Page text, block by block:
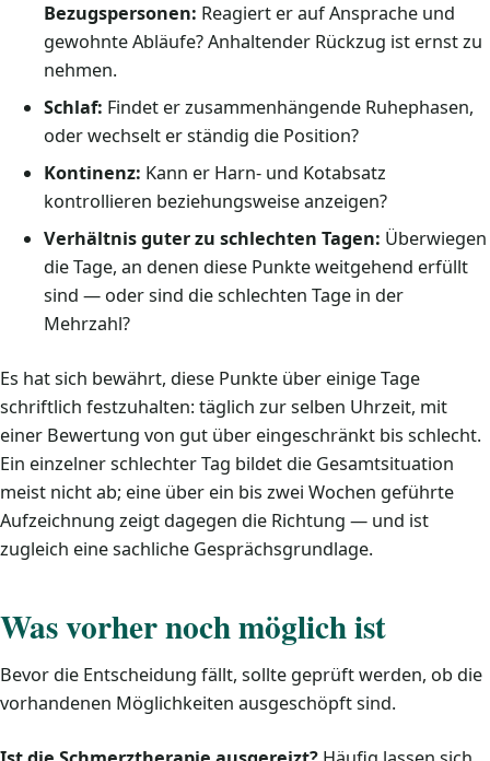
Bezugspersonen: Reagiert er auf Ansprache und
gewohnte Abläufe? Anhaltender Rückzug ist ernst zu
nehmen.
Schlaf: Findet er zusammenhängende Ruhephasen,
oder wechselt er ständig die Position?
Kontinenz: Kann er Harn- und Kotabsatz
kontrollieren beziehungsweise anzeigen?
Verhältnis guter zu schlechten Tagen: Überwiegen
die Tage, an denen diese Punkte weitgehend erfüllt
sind — oder sind die schlechten Tage in der
Mehrzahl?
Es hat sich bewährt, diese Punkte über einige Tage
schriftlich festzuhalten: täglich zur selben Uhrzeit, mit
einer Bewertung von gut über eingeschränkt bis schlecht.
Ein einzelner schlechter Tag bildet die Gesamtsituation
meist nicht ab; eine über ein bis zwei Wochen geführte
Aufzeichnung zeigt dagegen die Richtung — und ist
zugleich eine sachliche Gesprächsgrundlage.
Was vorher noch möglich ist
Bevor die Entscheidung fällt, sollte geprüft werden, ob die
vorhandenen Möglichkeiten ausgeschöpft sind.